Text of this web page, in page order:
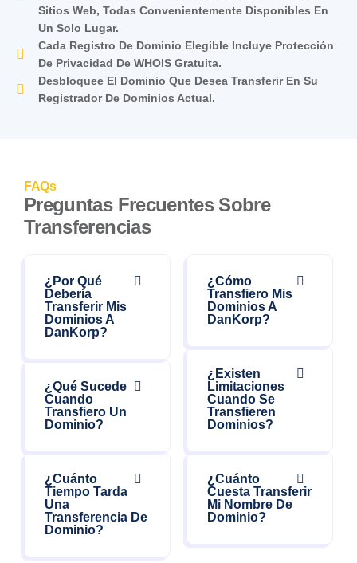
Sitios Web, Todas Convenientemente Disponibles En
Un Solo Lugar.
Cada Registro De Dominio Elegible Incluye Protección
De Privacidad De WHOIS Gratuita.
Desbloquee El Dominio Que Desea Transferir En Su
Registrador De Dominios Actual.
FAQs
Preguntas Frecuentes Sobre
Transferencias
¿Por Qué
Debería
Transferir Mis
Dominios A
DanKorp?
¿Qué Sucede
Cuando
Transfiero Un
Dominio?
¿Cuánto
Tiempo Tarda
Una
Transferencia De
Dominio?
¿Cómo
Transfiero Mis
Dominios A
DanKorp?
¿Existen
Limitaciones
Cuando Se
Transfieren
Dominios?
¿Cuánto
Cuesta Transferir
Mi Nombre De
Dominio?